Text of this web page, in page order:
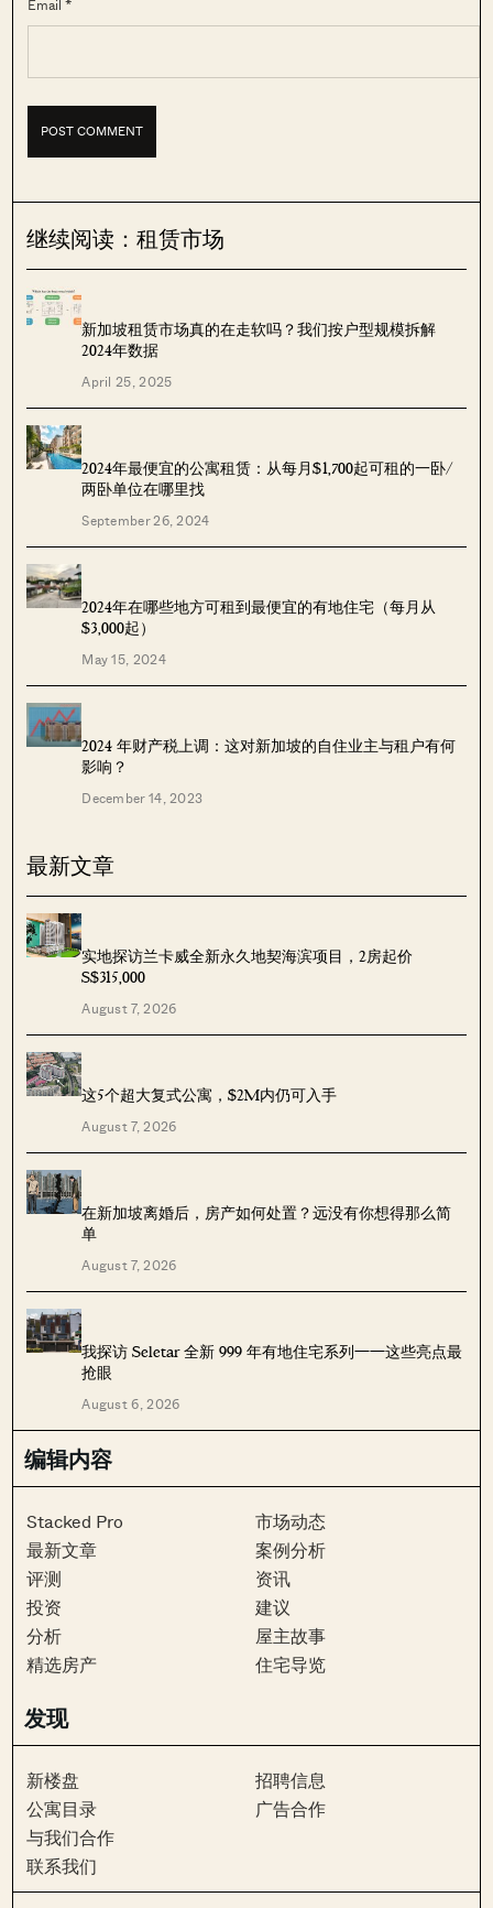
Email *
继续阅读：租赁市场
新加坡租赁市场真的在走软吗？我们按户型规模拆解
2024年数据
April 25, 2025
2024年最便宜的公寓租赁：从每月$1,700起可租的一卧/
两卧单位在哪里找
September 26, 2024
2024年在哪些地方可租到最便宜的有地住宅（每月从
$3,000起）
May 15, 2024
2024 年财产税上调：这对新加坡的自住业主与租户有何
影响？
December 14, 2023
最新文章
实地探访兰卡威全新永久地契海滨项目，2房起价
S$315,000
August 7, 2026
这5个超大复式公寓，$2M内仍可入手
August 7, 2026
在新加坡离婚后，房产如何处置？远没有你想得那么简
单
August 7, 2026
我探访 Seletar 全新 999 年有地住宅系列——这些亮点最
抢眼
August 6, 2026
编辑内容
Stacked Pro
最新文章
评测
投资
分析
精选房产
市场动态
案例分析
资讯
建议
屋主故事
住宅导览
发现
新楼盘
公寓目录
与我们合作
联系我们
招聘信息
广告合作